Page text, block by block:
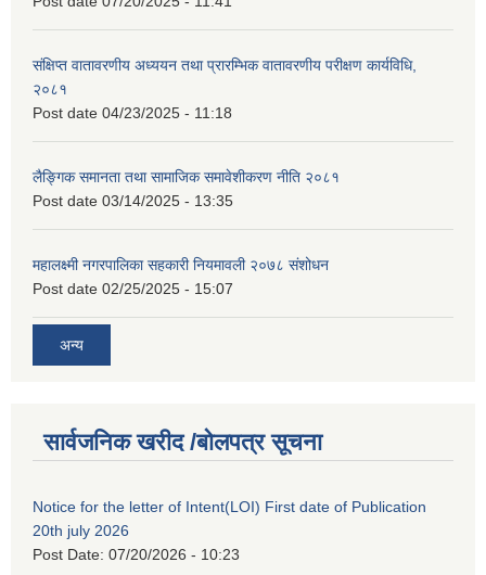
संक्षिप्त वातावरणीय अध्ययन तथा प्रारम्भिक वातावरणीय परीक्षण कार्यविधि,
२०८१
Post date 04/23/2025 - 11:18
लैङ्गिक समानता तथा सामाजिक समावेशीकरण नीति २०८१
Post date 03/14/2025 - 13:35
महालक्ष्मी नगरपालिका सहकारी नियमावली २०७८ संशोधन
Post date 02/25/2025 - 15:07
अन्य
सार्वजनिक खरीद /बोलपत्र सूचना
Notice for the letter of Intent(LOI) First date of Publication
20th july 2026
Post Date: 07/20/2026 - 10:23